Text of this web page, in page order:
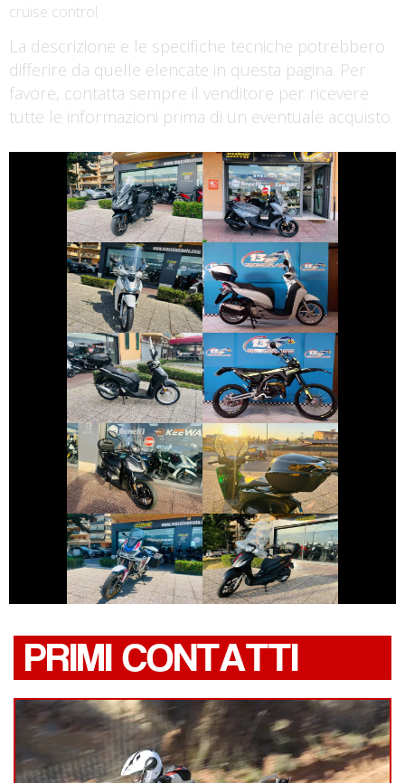
cruise control
La descrizione e le specifiche tecniche potrebbero
differire da quelle elencate in questa pagina. Per
favore, contatta sempre il venditore per ricevere
tutte le informazioni prima di un eventuale acquisto.
SYM MAXSYM-TL SYM JOYRIDE
HONDA SH
€ 2.490 €
HONDA SH
€ 2.590 €
HONDA SH
€ 2.650 €
FANTIC-MOTOR
XE
€ 2.990 €
SYM SYMPHONY
€ 2.490 €
HONDA SH
€ 3.790 €
HONDA AFRICA-
TWIN
€ 12.990 €
PIAGGIO MEDLEY
€ 2.990 €
PRIMI CONTATTI